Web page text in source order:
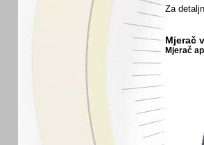
Za
Mjerač
Mjerač